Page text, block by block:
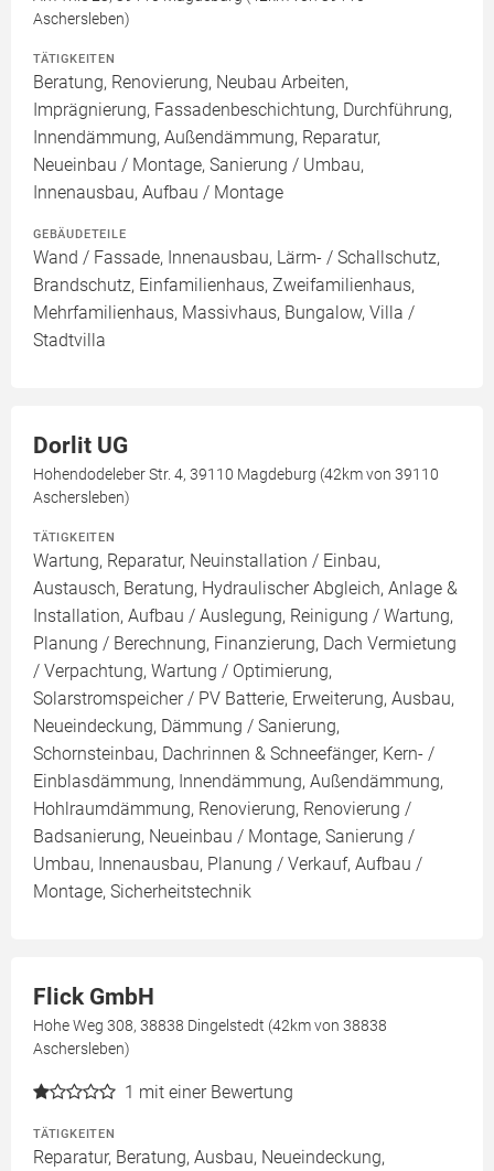
Aschersleben)
TÄTIGKEITEN
Beratung, Renovierung, Neubau Arbeiten,
Imprägnierung, Fassadenbeschichtung, Durchführung,
Innendämmung, Außendämmung, Reparatur,
Neueinbau / Montage, Sanierung / Umbau,
Innenausbau, Aufbau / Montage
GEBÄUDETEILE
Wand / Fassade, Innenausbau, Lärm- / Schallschutz,
Brandschutz, Einfamilienhaus, Zweifamilienhaus,
Mehrfamilienhaus, Massivhaus, Bungalow, Villa /
Stadtvilla
Dorlit UG
Hohendodeleber Str. 4, 39110 Magdeburg (42km von 39110
Aschersleben)
TÄTIGKEITEN
Wartung, Reparatur, Neuinstallation / Einbau,
Austausch, Beratung, Hydraulischer Abgleich, Anlage &
Installation, Aufbau / Auslegung, Reinigung / Wartung,
Planung / Berechnung, Finanzierung, Dach Vermietung
/ Verpachtung, Wartung / Optimierung,
Solarstromspeicher / PV Batterie, Erweiterung, Ausbau,
Neueindeckung, Dämmung / Sanierung,
Schornsteinbau, Dachrinnen & Schneefänger, Kern- /
Einblasdämmung, Innendämmung, Außendämmung,
Hohlraumdämmung, Renovierung, Renovierung /
Badsanierung, Neueinbau / Montage, Sanierung /
Umbau, Innenausbau, Planung / Verkauf, Aufbau /
Montage, Sicherheitstechnik
Flick GmbH
Hohe Weg 308, 38838 Dingelstedt (42km von 38838
Aschersleben)
1 mit einer Bewertung
TÄTIGKEITEN
Reparatur, Beratung, Ausbau, Neueindeckung,